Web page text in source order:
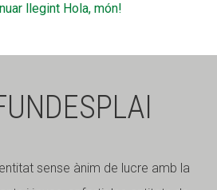
llegint Hola, món!
sense ànim de lucre amb la